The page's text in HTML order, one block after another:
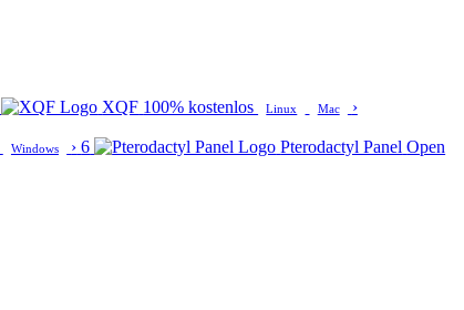
XQF 100% kostenlos Linux Mac
›
Windows › 6 Pterodactyl Panel Open